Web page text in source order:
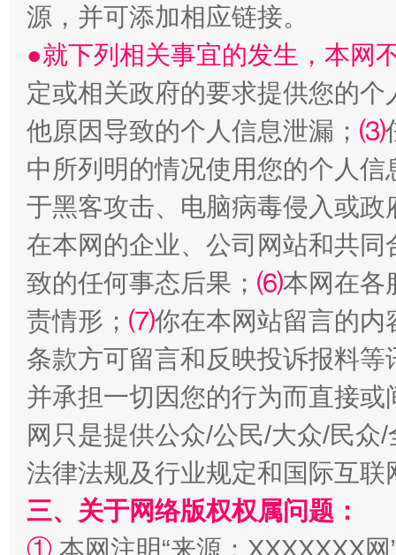
揭批美国五大"原罪" "炒
解纷+调解+退费，一次搞定
源，并可添加相应链接。
●就下列相关事宜的发生，本网
定或相关政府的要求提供您的个
他原因导致的个人信息泄漏； ⑶
中所列明的情况使用您的个人
于黑客攻击、电脑病毒侵入或
在本网的企业、公司网站和共
致的任何事态后果； ⑹本网在各
责情形； ⑺你在本网站留言的内
条款方可留言和反映投诉报料
并承担一切因您的行为而直接
网只是提供公众/公民/大众/民
法律法规及行业规定和国际互
三、关于网络版权权属问题：
① 本网注明“来源：XXXXXXX